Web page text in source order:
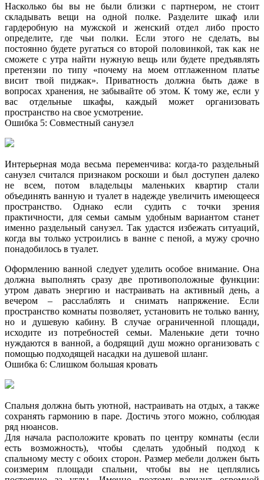
Насколько бы вы не были близки с партнером, не стоит
складывать вещи на одной полке. Разделите шкаф или
гардеробную на мужской и женский отдел либо просто
определите, где чьи полки. Если этого не сделать, вы
постоянно будете ругаться со второй половинкой, так как не
сможете с утра найти нужную вещь или будете предъявлять
претензии по типу «почему на моем отглаженном платье
висит твой пиджак». Приватность должна быть даже в
вопросах хранения, не забывайте об этом. К тому же, если у
вас отдельные шкафы, каждый может организовать
пространство на свое усмотрение.
Ошибка 5: Совместный санузел
Интерьерная мода весьма переменчива: когда-то раздельный
санузел считался признаком роскоши и был доступен далеко
не всем, потом владельцы маленьких квартир стали
объединять ванную и туалет в надежде увеличить имеющееся
пространство. Однако если судить с точки зрения
практичности, для семьи самым удобным вариантом станет
именно раздельный санузел. Так удастся избежать ситуаций,
когда вы только устроились в ванне с пеной, а мужу срочно
понадобилось в туалет.
Оформлению ванной следует уделить особое внимание. Она
должна выполнять сразу две противоположные функции:
утром давать энергию и настраивать на активный день, а
вечером – расслаблять и снимать напряжение. Если
пространство комнаты позволяет, установить не только ванну,
но и душевую кабину. В случае ограниченной площади,
исходите из потребностей семьи. Маленькие дети точно
нуждаются в ванной, а бодрящий душ можно организовать с
помощью подходящей насадки на душевой шланг.
Ошибка 6: Слишком большая кровать
Спальня должна быть уютной, настраивать на отдых, а также
сохранять гармонию в паре. Достичь этого можно, соблюдая
ряд нюансов.
Для начала расположите кровать по центру комнаты (если
есть возможность), чтобы сделать удобный подход к
спальному месту с обоих сторон. Размер мебели должен быть
соизмерим площади спальни, чтобы вы не цеплялись